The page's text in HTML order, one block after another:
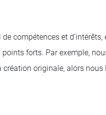
compétences et
forts. Par exemple,
originale, alors